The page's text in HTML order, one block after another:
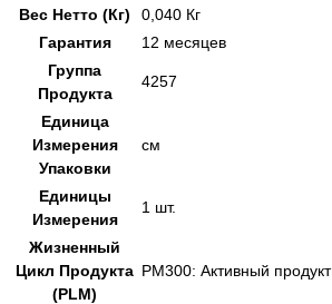
Вес Нетто (Кг)
0,040 Кг
Гарантия
12 месяцев
Группа
Продукта
4257
Единица
Измерения
Упаковки
см
Единицы
Измерения
1 шт.
Жизненный
Цикл Продукта
(PLM)
PM300: Активный продукт